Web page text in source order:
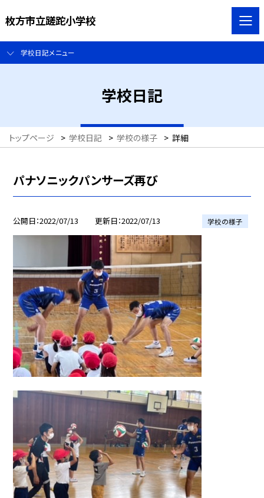
枚方市立蹉跎小学校
学校日記メニュー
学校日記
トップページ > 学校日記 > 学校の様子 > 詳細
パナソニックパンサーズ再び
公開日 2022/07/13 更新日 2022/07/13 学校の様子